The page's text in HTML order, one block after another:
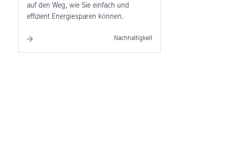
auf den Weg, wie Sie einfach und
effizient Energiesparen können.
Nachhaltigkeit